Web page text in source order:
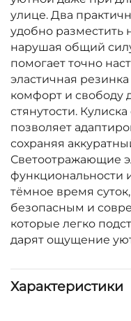
улице. Два
удобно
нарушая общий
помогает точно
эластичная
комфорт и
стянутости.
позволяет
сохраняя
Светоотражающие
функциональности
тёмное время
безопасным и
которые легко
дарят ощущение
Характеристики